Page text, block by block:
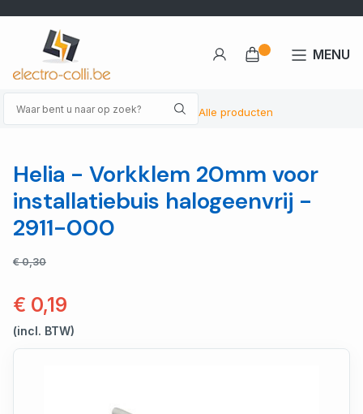
Alle producten
MENU
Helia - Vorkklem 20mm voor
installatiebuis halogeenvrij -
2911-000
€ 0,30
€ 0,19
(incl. BTW)